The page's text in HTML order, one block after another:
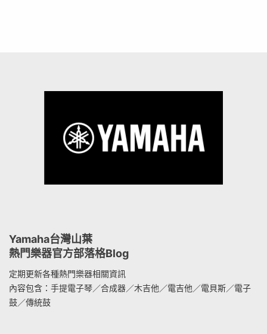
Yamaha台灣山葉
熱門樂器官方部落格Blog
定期更新各種熱門樂器相關資訊
內容包含：手提電子琴／合成器／木吉他／電吉他／電貝斯／電子
鼓／傳統鼓